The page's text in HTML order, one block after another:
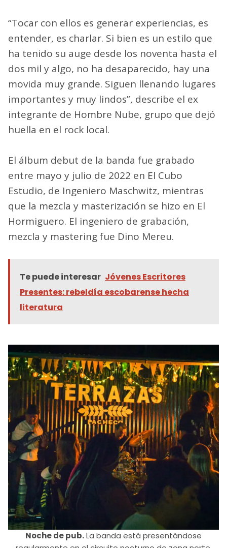
“Tocar con ellos es generar experiencias, es
entender, es charlar. Si bien es un estilo que
ha tenido su auge desde los noventa hasta el
dos mil y algo, no ha desaparecido, hay una
movida muy grande. Siguen llenando lugares
importantes y muy lindos”, describe el ex
integrante de Hombre Nube, grupo que dejó
huella en el rock local.
El álbum debut de la banda fue grabado
entre mayo y julio de 2022 en El Cubo
Estudio, de Ingeniero Maschwitz, mientras
que la mezcla y masterización se hizo en El
Hormiguero. El ingeniero de grabación,
mezcla y mastering fue Dino Mereu.
Te puede interesar Jóvenes Escritores
Presentes: rebeldía escobarense hecha
literatura
Noche de pub.La banda está presentándose